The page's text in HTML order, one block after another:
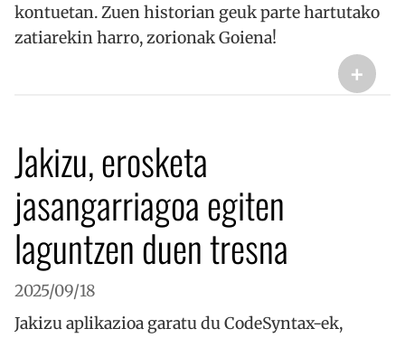
kontuetan. Zuen historian geuk parte hartutako
zatiarekin harro, zorionak Goiena!
+
Jakizu, erosketa
jasangarriagoa egiten
laguntzen duen tresna
2025/09/18
Jakizu aplikazioa garatu du CodeSyntax-ek,